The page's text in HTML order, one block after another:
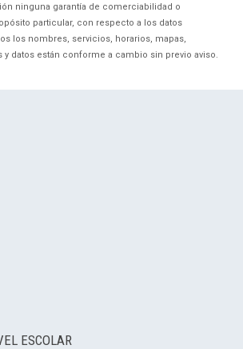
ninguna garantía de comerciabilidad o
particular, con respecto a los datos
los nombres, servicios, horarios, mapas,
datos están conforme a cambio sin previo aviso.
ESCOLAR